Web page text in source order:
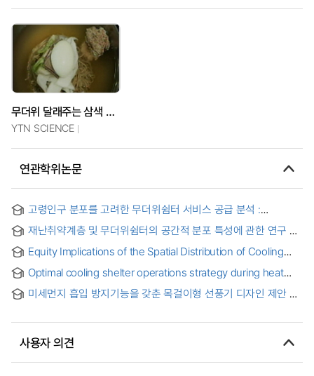
무더위 달래주는 삼색 보양음식
YTN SCIENCE
연관학위논문
고령인구 분포를 고려한 무더위쉼터 서비스 공급 분석 :
서울특별시를 사례로 = Analyzing Supply of Heat-wave
Shelters Service Considering the Distribution of the Elderly
Population : a Case Study of Seoul Metropolitan City
재난취약계층 및 무더위쉼터의 공간적 분포 특성에 관한 연구 =
vulnerable Population and Cooling center
Equity Implications of the Spatial Distribution of Cooling
적응을 위한 무더위쉼터 공간 분포의 형평성 함의
Optimal cooling shelter operations strategy during heat
waves = 폭염 시 최적의 무더위 쉼터 운영 방안
미세먼지 흡입 방지기능을 갖춘 목걸이형 선풍기 디자인 제안 =
Absorbtion Prevention Function
사용자 의견